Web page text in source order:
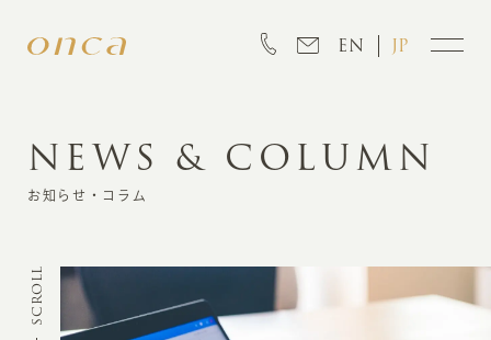
EN JP
INFORMATION
CREATION
NEWS & COLUMN
お知らせ・コラム
SCROLL